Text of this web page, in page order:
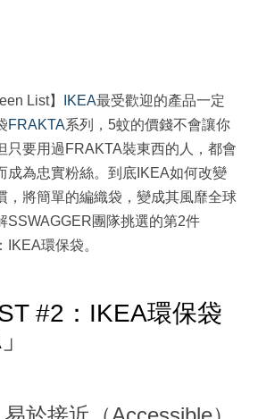
List】 IKEA最受歡迎的產品一定
FRAKTA系列，5蚊的價錢不會讓你
只要用過FRAKTA裝東西的人，都會
成為忠實粉絲。到底IKEA如何改變
，將簡單的編織袋，變成其風靡全球
SSWAGGER團隊挑選的第2件
環保袋。
#2：IKEA環保袋